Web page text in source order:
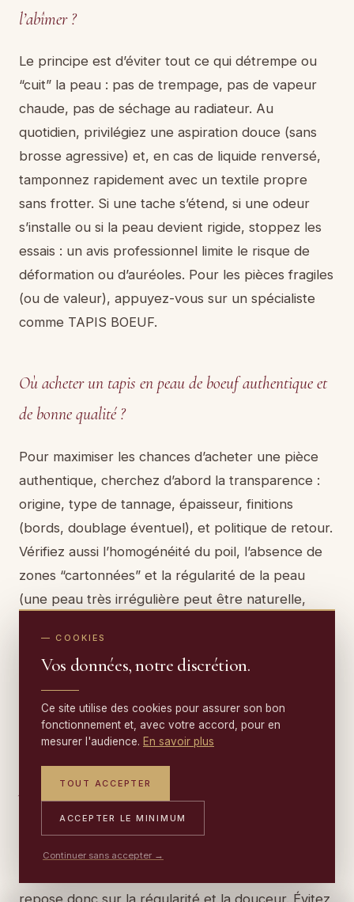
l’abîmer ?
Le principe est d’éviter tout ce qui détrempe ou
“cuit” la peau : pas de trempage, pas de vapeur
chaude, pas de séchage au radiateur. Au
quotidien, privilégiez une aspiration douce (sans
brosse agressive) et, en cas de liquide renversé,
tamponnez rapidement avec un textile propre
sans frotter. Si une tache s’étend, si une odeur
s’installe ou si la peau devient rigide, stoppez les
essais : un avis professionnel limite le risque de
déformation ou d’auréoles. Pour les pièces fragiles
(ou de valeur), appuyez-vous sur un spécialiste
comme TAPIS BOEUF.
Où acheter un tapis en peau de boeuf authentique et
de bonne qualité ?
Pour maximiser les chances d’acheter une pièce
authentique, cherchez d’abord la transparence :
origine, type de tannage, épaisseur, finitions
(bords, doublage éventuel), et politique de retour.
Vérifiez aussi l’homogénéité du poil, l’absence de
zones “cartonnées” et la régularité de la peau
(une peau très irrégulière peut être naturelle,
doute, faites valider la pièce avant investissement :
un professionnel du tapis et des matières peut
repérer des fragilités invisibles sur photo.
Comment entretenir un tapis en peau de boeuf à
poils courts ou longs ?
plus facilement, tandis que les poils longs
repose donc sur la régularité et la douceur. Évitez
— COOKIES
Vos données, notre discrétion.
Ce site utilise des cookies pour assurer son bon
fonctionnement et, avec votre accord, pour en
mesurer l'audience. En savoir plus
TOUT ACCEPTER
ACCEPTER LE MINIMUM
Continuer sans accepter →